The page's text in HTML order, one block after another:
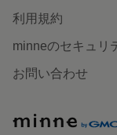
利用規約
minneのセキュリ
お問い合わせ